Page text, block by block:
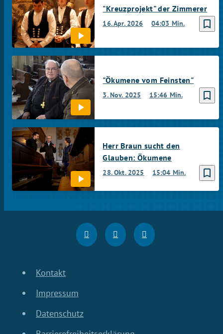
bookmark_border
16. Apr. 2026 04:03 Min.
"Kreuzprojekt" der Zimmerer
bookmark_border
3. Nov. 2025 15:46 Min.
"Ökumene vom Feinsten"
bookmark_border
28. Okt. 2025 15:04 Min.
Herr Braun sucht den
Glauben: Ökumene
Kontakt
Impressum
Datenschutz